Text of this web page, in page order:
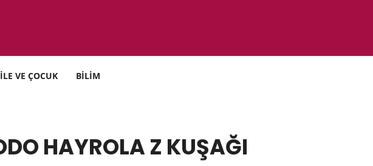
VE ÇOCUK BİLİM
HAYROLA Z KUŞAĞI